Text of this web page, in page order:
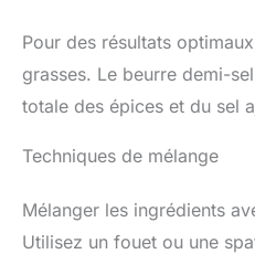
Pour des résultats
grasses. Le beurre demi-
totale des épices et du sel
Techniques de mélange
Mélanger les ingrédients
Utilisez un fouet ou une